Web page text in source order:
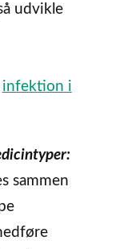
udvikle
infektion i
sammen